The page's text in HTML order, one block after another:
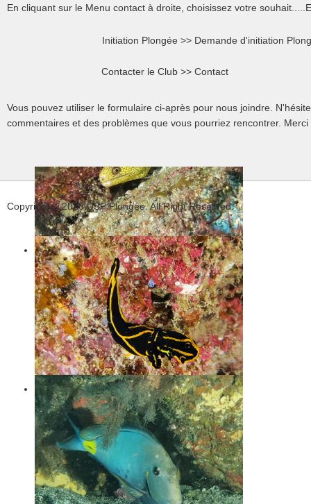
En cliquant sur le Menu contact à droite, choisissez votre
Initiation Plongée >> Demande d'initiation
Contacter le Club >> Contact
Vous pouvez utiliser le formulaire ci-après pour nous joindre.
commentaires et des problèmes que vous pourriez rencontrer.
Copyright © 2026 USP Plongée. All Right Reserved.